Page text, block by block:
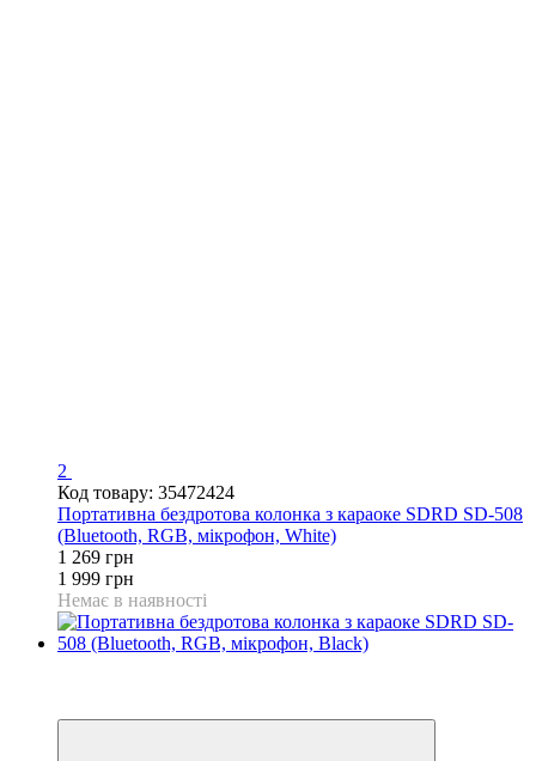
2
Код товару: 35472424
Портативна бездротова колонка з караоке SDRD SD-508
(Bluetooth, RGB, мікрофон, White)
1 269 грн
1 999 грн
Немає в наявності